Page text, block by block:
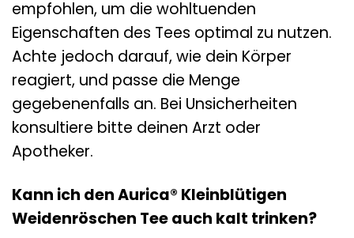
empfohlen, um die wohltuenden
Eigenschaften des Tees optimal zu nutzen.
Achte jedoch darauf, wie dein Körper
reagiert, und passe die Menge
gegebenenfalls an. Bei Unsicherheiten
konsultiere bitte deinen Arzt oder
Apotheker.
Kann ich den Aurica® Kleinblütigen
Weidenröschen Tee auch kalt trinken?